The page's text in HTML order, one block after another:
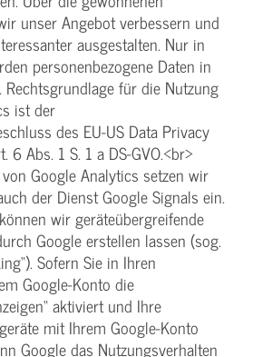
unser Angebot verbessern und
ausgestalten. Nur in
personenbezogene Daten in
Rechtsgrundlage für die Nutzung
ist der
des EU-US Data Privacy
6 Abs. 1 S. 1 a DS-GVO.<br>
Google Analytics setzen wir
der Dienst Google Signals ein.
wir geräteübergreifende
Google erstellen lassen (sog.
Sofern Sie in Ihren
Google-Konto die
aktiviert und Ihre
mit Ihrem Google-Konto
Google das Nutzungsverhalten